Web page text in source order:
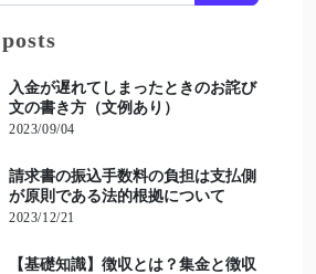
入金が遅れてしまったときのお詫び
文の書き方（文例あり）
2023/09/04
請求書の振込手数料の負担は支払側
が原則である法的根拠について
2023/12/21
【基礎知識】徴収とは？集金と徴収